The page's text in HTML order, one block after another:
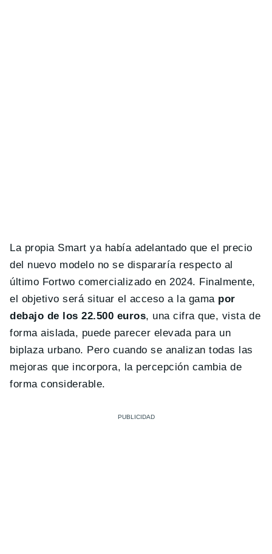
La propia Smart ya había adelantado que el precio
del nuevo modelo no se dispararía respecto al
último Fortwo comercializado en 2024. Finalmente,
el objetivo será situar el acceso a la gama por
debajo de los 22.500 euros, una cifra que, vista de
forma aislada, puede parecer elevada para un
biplaza urbano. Pero cuando se analizan todas las
mejoras que incorpora, la percepción cambia de
forma considerable.